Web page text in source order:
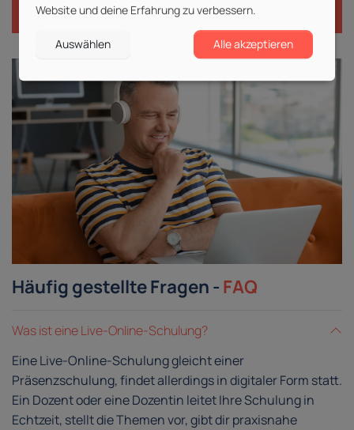
Häufig gestellte Fragen -FAQ
Was ist eine Live-Online-Schulung?
Eine Live-Online-Schulung gleicht einer
Präsenzschulung, findet allerdings in digitaler Form statt.
Ein Dozent oder eine Dozentin leitet Ihre Schulung in
Echtzeit, stellt die Themen vor, gibt dir praxisnahe
Website und deine Erfahrung zu verbessern.
Auswählen Alle akzeptieren